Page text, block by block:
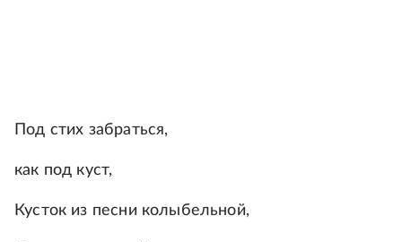
Под стих забраться,
как под куст,
Кусток из песни колыбельной,